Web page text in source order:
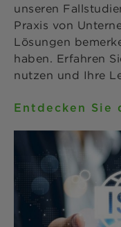
unseren
Praxis von
Lösungen
haben. Erfahren
nutzen und Ihre
Entdecken Sie